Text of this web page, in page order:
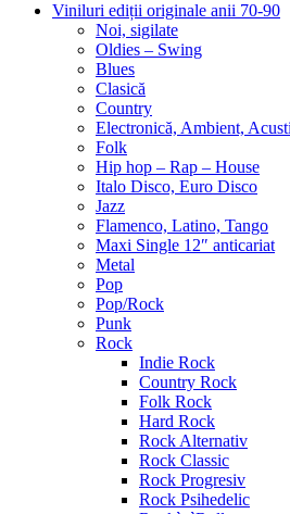
Viniluri ediții originale anii 70-90
Noi, sigilate
Oldies – Swing
Blues
Clasică
Country
Electronică, Ambient,
Folk
Hip hop – Rap – House
Italo Disco, Euro Disco
Jazz
Flamenco, Latino, Tango
Maxi Single 12″ anticariat
Metal
Pop
Pop/Rock
Punk
Rock
Indie Rock
Country Rock
Folk Rock
Hard Rock
Rock Alternativ
Rock Classic
Rock Progresiv
Rock Psihedelic